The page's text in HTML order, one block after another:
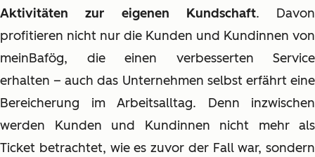
Aktivitäten zur eigenen Kundschaft. Davon
profitieren nicht nur die Kunden und Kundinnen von
meinBafög, die einen verbesserten Service
erhalten – auch das Unternehmen selbst erfährt eine
Bereicherung im Arbeitsalltag. Denn inzwischen
werden Kunden und Kundinnen nicht mehr als
Ticket betrachtet, wie es zuvor der Fall war, sondern